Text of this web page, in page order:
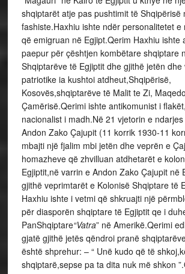
shqiptarët atje pas pushtimit të Shqipërisë
fashiste.Haxhiu ishte ndër personalitetet e
që emigruan në Egjipt.Qerim Haxhiu ishte
paepur për çështjen kombëtare shqiptare
Shqiptarëve të Egjiptit dhe gjithë jetën
patriotike ia kushtoi atdheut,Shqipërisë,
Kosovës,shqiptarëve të Malit te Zi,
Çamërisë.Qerimi ishte antikomunist i
nacionalist i madh.Në 21 vjetorin e
Andon Zako Çajupit (11 korrik 1930-11
mbajti një fjalim mbi jetën dhe veprën e
homazheve që zhvilluan atdhetarët e
Egjiptit,në varrin e Andon Zako Çajupit në
gjithë veprimtarët e Kolonisë Shqiptare të
Haxhiu ishte i vetmi që shkruajti një
për diasporën shqiptare të Egjiptit qe i
PanShqiptare“Vatra” në Amerikë.Qerimi
gjatë gjithë jetës qëndroi pranë
është shprehur: – “ Unë kudo që të
shqiptarë,sepse pa ta dita nuk më shkon